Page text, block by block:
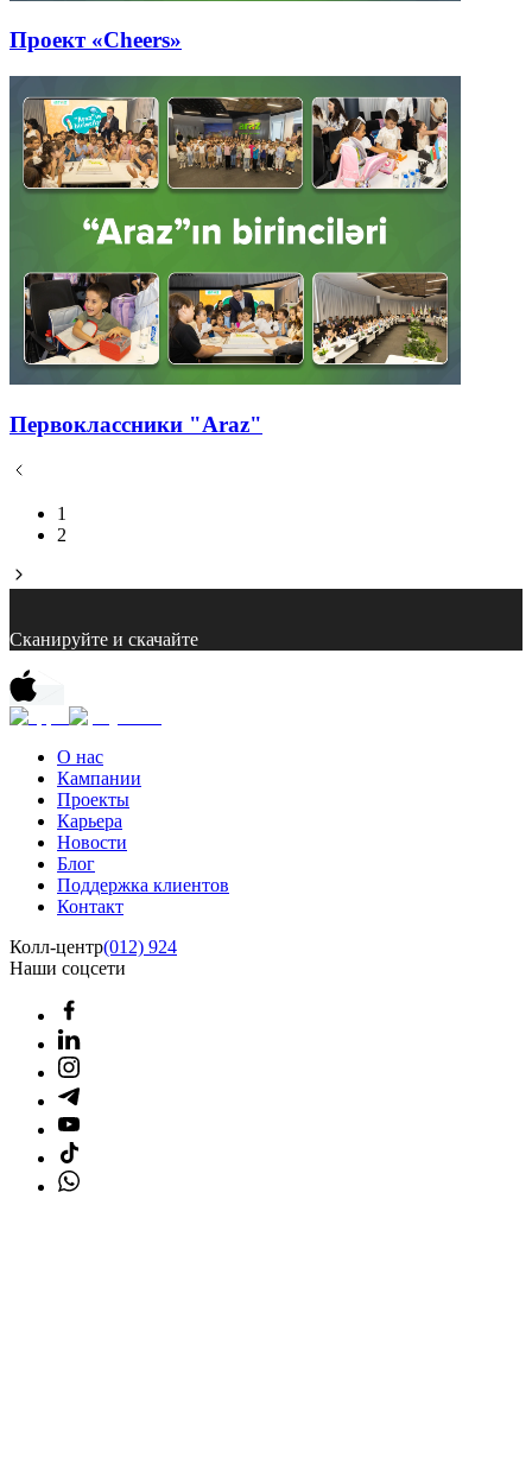
Проект «Cheers»
Первоклассники "Araz"
1
2
Сканируйте и скачайте
О нас
Кампании
Проекты
Карьера
Новости
Блог
Поддержка клиентов
Контакт
Колл-центр(012) 924
Наши соцсети